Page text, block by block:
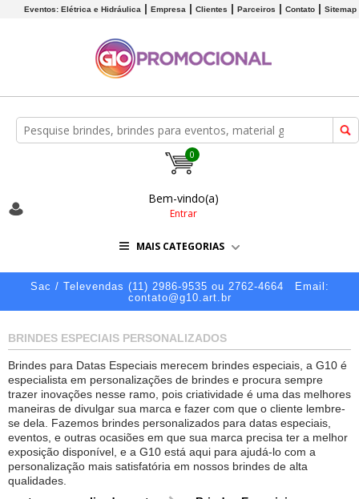
Eventos: Elétrica e Hidráulica Empresa Clientes Parceiros Contato Sitemap
0
Bem-vindo(a)
Entrar
MAIS CATEGORIAS
Sac / Televendas (11) 2986-9535 ou 2762-4664
Email:
contato@g10.art.br
BRINDES ESPECIAIS PERSONALIZADOS
Brindes para Datas Especiais merecem brindes especiais, a G10 é
especialista em personalizações de brindes e procura sempre
trazer inovações nesse ramo, pois criatividade é uma das melhores
maneiras de divulgar sua marca e fazer com que o cliente lembre-
se dela. Fazemos brindes personalizados para datas especiais,
eventos, e outras ocasiões em que sua marca precisa ter a melhor
exposição disponível, e a G10 está aqui para ajudá-lo com a
personalização mais satisfatória em nossos brindes de alta
qualidades.